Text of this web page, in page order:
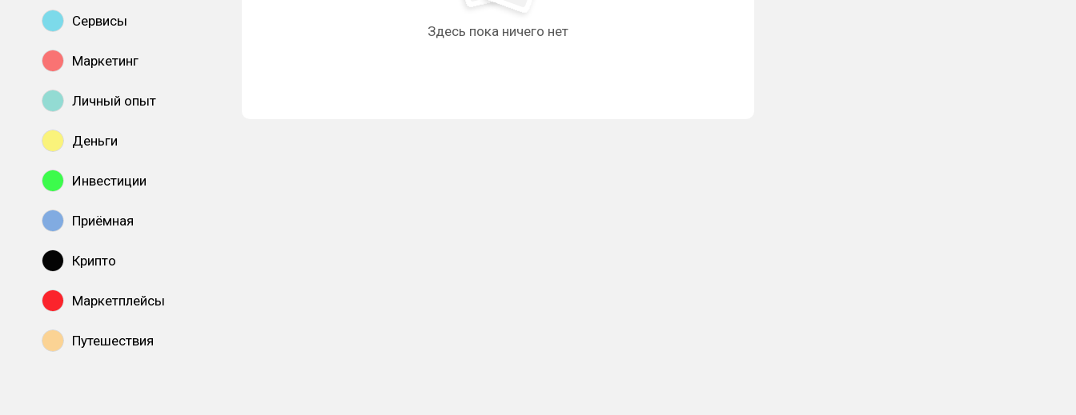
Сервисы
Маркетинг
Личный опыт
Деньги
Инвестиции
Приёмная
Крипто
Маркетплейсы
Путешествия
Здесь пока ничего нет